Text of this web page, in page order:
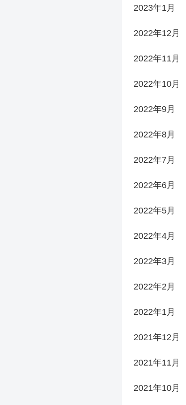
2023年1月
2022年12月
2022年11月
2022年10月
2022年9月
2022年8月
2022年7月
2022年6月
2022年5月
2022年4月
2022年3月
2022年2月
2022年1月
2021年12月
2021年11月
2021年10月